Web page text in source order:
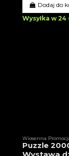
Dodaj do
Wysyłka w
Wiosenna
Puzzle